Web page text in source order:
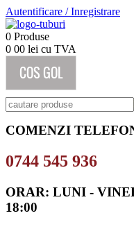
Autentificare /Inregistrare
0 Produse
0 00 lei cu TVA
COS GOL
COMENZI
0744 545 936
ORAR: LUNI -
18:00